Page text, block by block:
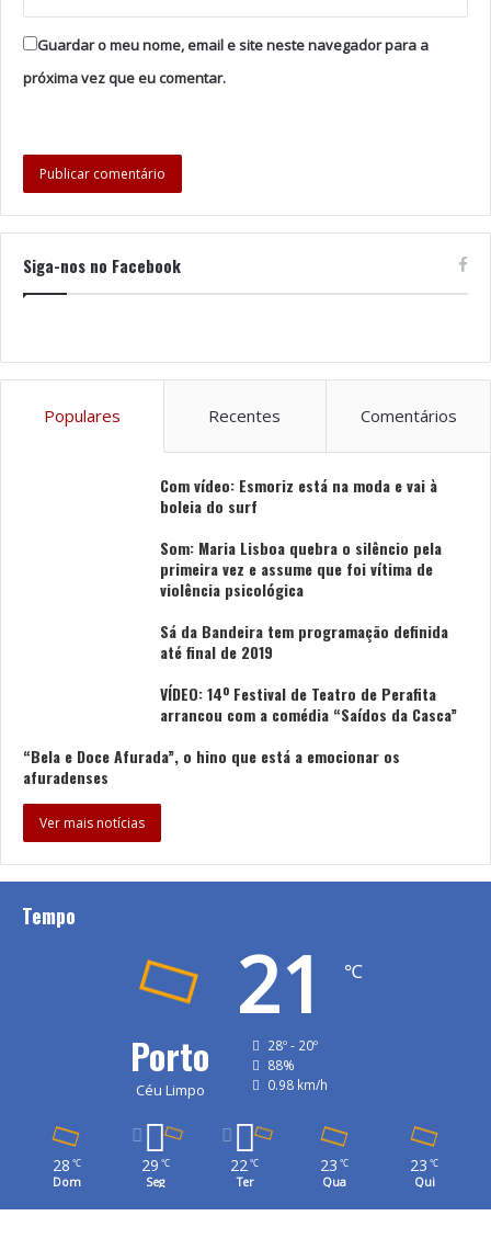
constituição de direito de superfície sobre uma parcela
de terreno situada na Zona Industrial do Neiva para a
construção do Banco de Provas para Armas de Fogo e
enquanto for cumprida a função.
Foto: DR
Tags Armas Banco de Provas PSP Viana do Castelo
Guardar o meu nome, email e site neste navegador para a
próxima vez que eu comentar.
Siga-nos no Facebook
Populares Recentes Comentários
Com vídeo: Esmoriz está na moda e vai à
boleia do surf
Som: Maria Lisboa quebra o silêncio pela
primeira vez e assume que foi vítima de
violência psicológica
Sá da Bandeira tem programação definida
até final de 2019
VÍDEO: 14º Festival de Teatro de Perafita
arrancou com a comédia “Saídos da Casca”
“Bela e Doce Afurada”, o hino que está a emocionar os
afuradenses
Ver mais notícias
Tempo
Porto
Céu Limpo
21 ℃
28º - 20º
88%
0.98 km/h
28 ℃
Dom
29 ℃
Seg
22℃
Ter
23 ℃
Qua
23 ℃
Qui